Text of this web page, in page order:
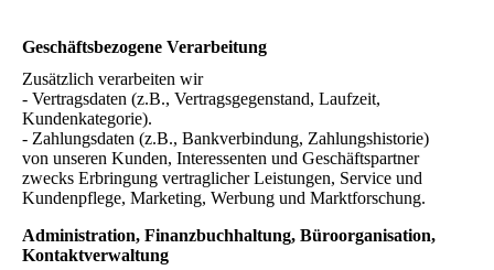
Geschäftsbezogene Verarbeitung
Zusätzlich verarbeiten wir
- Vertragsdaten (z.B., Vertragsgegenstand, Laufzeit,
Kundenkategorie).
- Zahlungsdaten (z.B., Bankverbindung, Zahlungshistorie)
von unseren Kunden, Interessenten und Geschäftspartner
zwecks Erbringung vertraglicher Leistungen, Service und
Kundenpflege, Marketing, Werbung und Marktforschung.
Administration, Finanzbuchhaltung, Büroorganisation,
Kontaktverwaltung